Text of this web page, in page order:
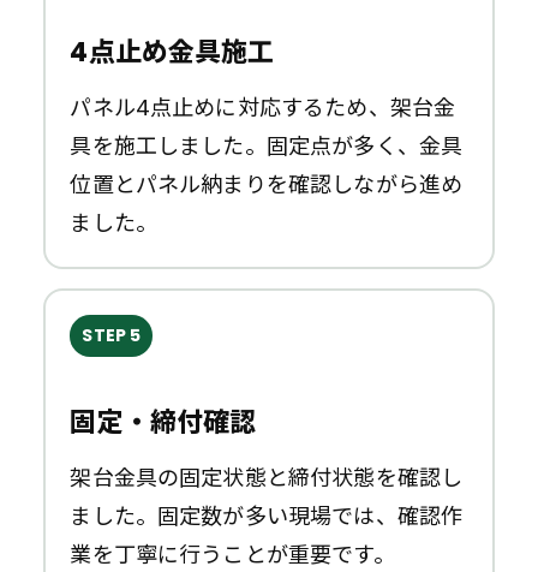
4点止め金具施工
パネル4点止めに対応するため、架台金
具を施工しました。固定点が多く、金具
位置とパネル納まりを確認しながら進め
ました。
STEP 5
固定・締付確認
架台金具の固定状態と締付状態を確認し
ました。固定数が多い現場では、確認作
業を丁寧に行うことが重要です。